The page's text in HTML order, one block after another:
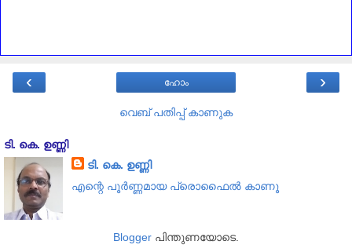
‹ ›
ഹോം
വെബ് പതിപ്പ് കാണുക
ടി. കെ. ഉണ്ണി
ടി. കെ. ഉണ്ണി
എന്റെ പൂര്‍ണ്ണമായ പ്രൊഫൈൽ കാണൂ
Blogger പിന്തുണയോടെ.